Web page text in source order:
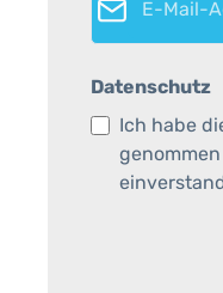
Datenschutz
Ich habe